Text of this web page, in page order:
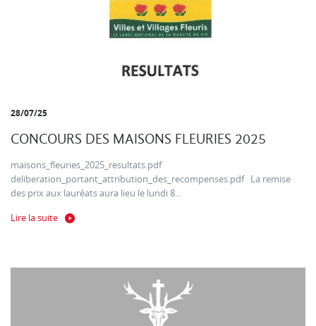
28/07/25
CONCOURS DES MAISONS FLEURIES 2025
maisons_fleuries_2025_resultats.pdf
deliberation_portant_attribution_des_recompenses.pdf La remise
des prix aux lauréats aura lieu le lundi 8...
Lire la suite